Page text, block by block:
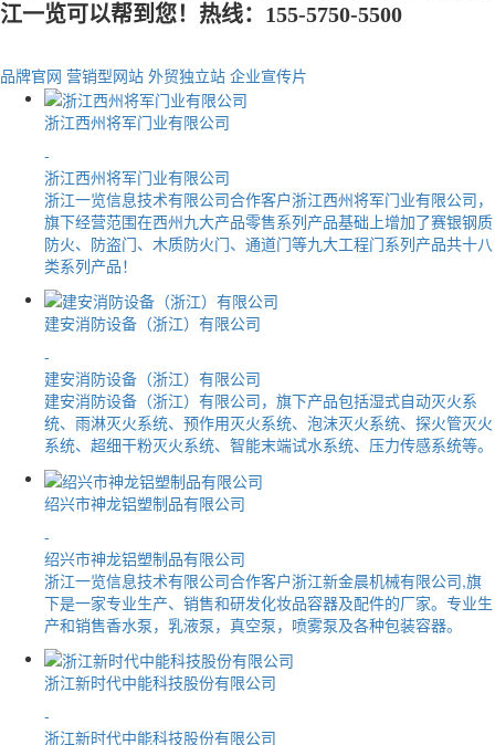
江一览可以帮到您！热线：155-5750-5500
品牌官网 营销型网站 外贸独立站 企业宣传片
浙江西州将军门业有限公司
-
浙江西州将军门业有限公司
浙江一览信息技术有限公司合作客户浙江西州将军门业有限公司，
旗下经营范围在西州九大产品零售系列产品基础上增加了赛银钢质
防火、防盗门、木质防火门、通道门等九大工程门系列产品共十八
类系列产品！
建安消防设备（浙江）有限公司
-
建安消防设备（浙江）有限公司
建安消防设备（浙江）有限公司，旗下产品包括湿式自动灭火系
统、雨淋灭火系统、预作用灭火系统、泡沫灭火系统、探火管灭火
系统、超细干粉灭火系统、智能末端试水系统、压力传感系统等。
绍兴市神龙铝塑制品有限公司
-
绍兴市神龙铝塑制品有限公司
浙江一览信息技术有限公司合作客户浙江新金晨机械有限公司,旗
下是一家专业生产、销售和研发化妆品容器及配件的厂家。专业生
产和销售香水泵，乳液泵，真空泵，喷雾泵及各种包装容器。
浙江新时代中能科技股份有限公司
-
浙江新时代中能科技股份有限公司